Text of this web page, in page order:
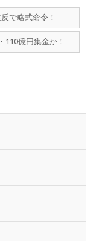
で略式命令！
110億円集金か！